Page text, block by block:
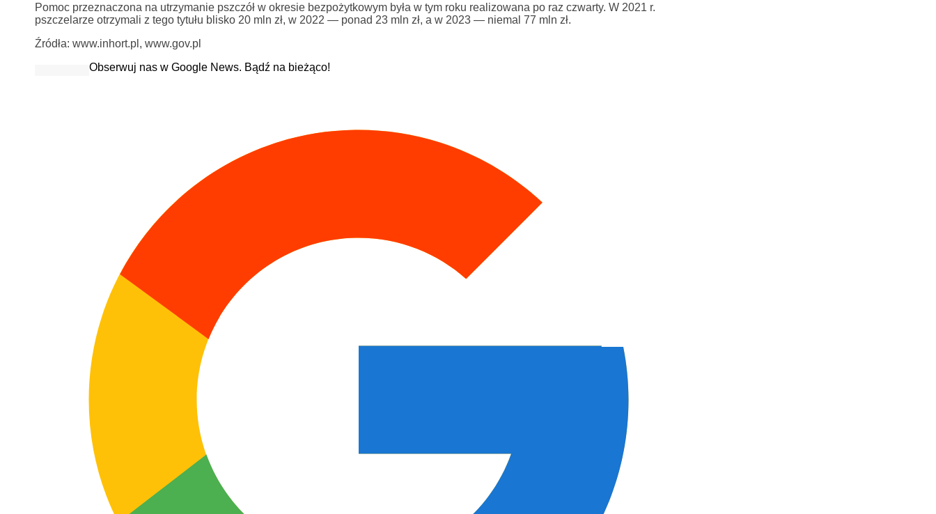
Pomoc przeznaczona na utrzymanie pszczół w okresie bezpożytkowym była w tym roku realizowana po raz czwarty. W 2021 r.
pszczelarze otrzymali z tego tytułu blisko 20 mln zł, w 2022 — ponad 23 mln zł, a w 2023 — niemal 77 mln zł.
Źródła: www.inhort.pl, www.gov.pl
Obserwuj nas w Google News. Bądź na bieżąco!